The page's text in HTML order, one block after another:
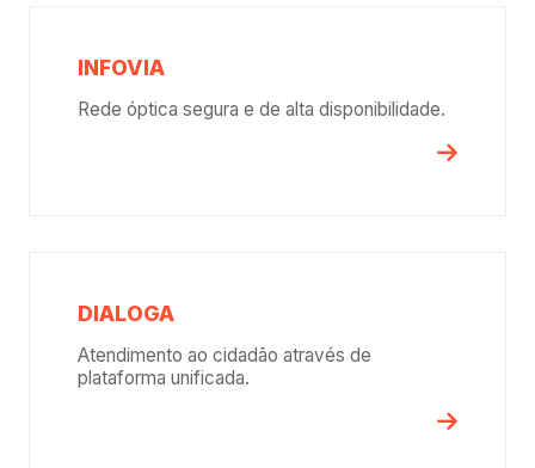
INFOVIA
Rede óptica segura e de alta disponibilidade.
DIALOGA
Atendimento ao cidadão através de
plataforma unificada.